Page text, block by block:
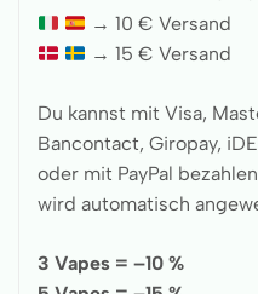
→ 10 € Versand
→ 15 € Versand
Du kannst mit Visa,
Bancontact, Giropay,
oder mit PayPal
wird automatisch
3 Vapes = –10 %